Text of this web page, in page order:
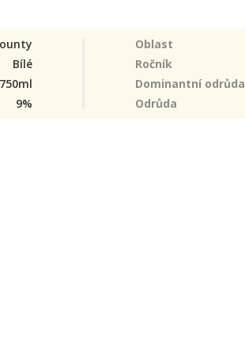
Oblast
Bílé Ročník
750ml Dominantní odrůda
9% Odrůda